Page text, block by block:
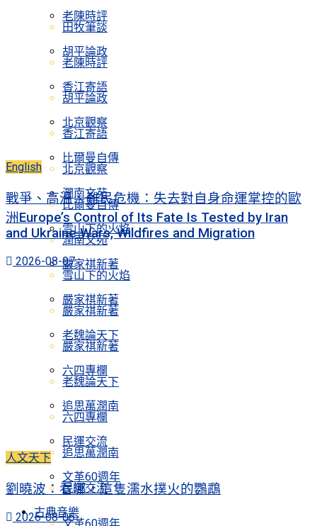
老陳時評
胡平論政
香江寄語
北京觀察
比爾曼自傳
潤南文苑
雪山下的火焰
嚴家祺新著
嚴家祺新著
老魏論天下
六四專欄
追思萬潤南
民運交流
文革60週年
古典音樂
田牧筆談
老陳時評
胡平論政
香江寄語
北京觀察
比爾曼自傳
潤南文苑
雪山下的火焰
嚴家祺新著
嚴家祺新著
老魏論天下
六四專欄
追思萬潤南
民運交流
English
戰爭、高溫、難民危機：失去對自身命運掌控的歐
洲Europe’s Control of Its Fate Is Tested by Iran
and Ukraine Wars, Wildfires and Migration
2026-08-07
人文天下
劉曉波：看哪，這隻濡水撲火的鸚鵡
2026-08-06